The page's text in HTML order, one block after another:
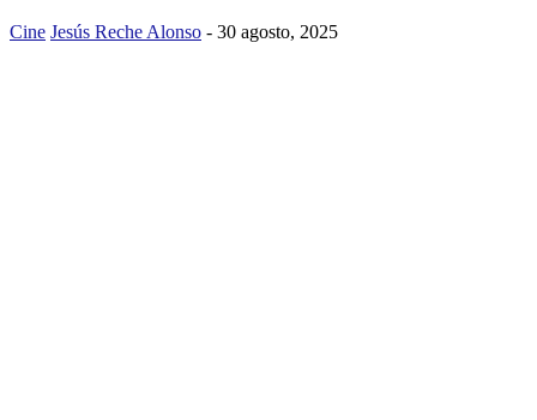
Cine Jesús Reche Alonso - 30 agosto, 2025